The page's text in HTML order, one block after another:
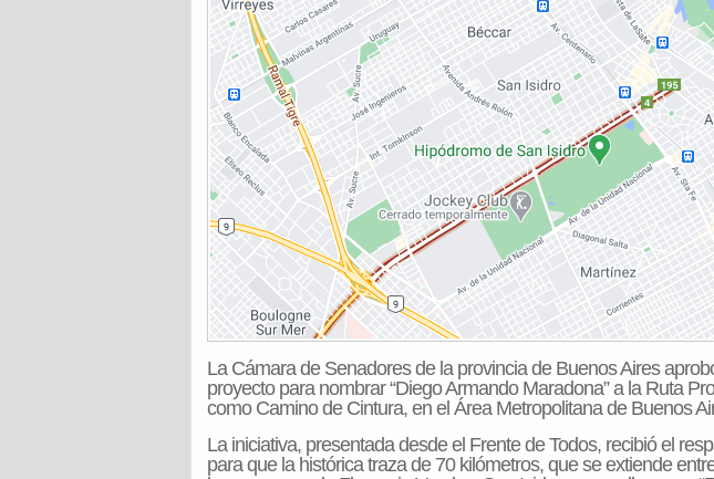
La Cámara de Senadores de la provincia de Buenos Aires
proyecto para nombrar “Diego Armando Maradona” a la Ruta
como Camino de Cintura, en el Área Metropolitana de Buenos
La iniciativa, presentada desde el Frente de Todos, recibió el
para que la histórica traza de 70 kilómetros, que se extiende